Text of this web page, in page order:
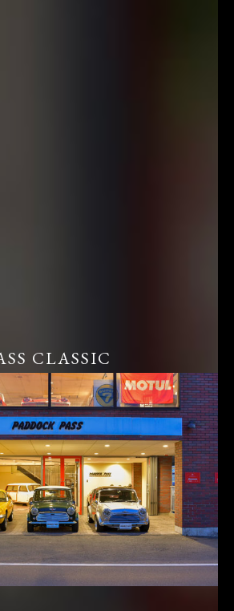
CLASSIC